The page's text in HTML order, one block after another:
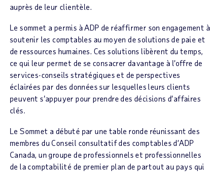
auprès de leur clientèle.
Le sommet a permis à ADP de réaffirmer son engagement à
soutenir les comptables au moyen de solutions de paie et
de ressources humaines. Ces solutions libèrent du temps,
ce qui leur permet de se consacrer davantage à l’offre de
services-conseils stratégiques et de perspectives
éclairées par des données sur lesquelles leurs clients
peuvent s’appuyer pour prendre des décisions d’affaires
clés.
Le Sommet a débuté par une table ronde réunissant des
membres du Conseil consultatif des comptables d’ADP
Canada, un groupe de professionnels et professionnelles
de la comptabilité de premier plan de partout au pays qui